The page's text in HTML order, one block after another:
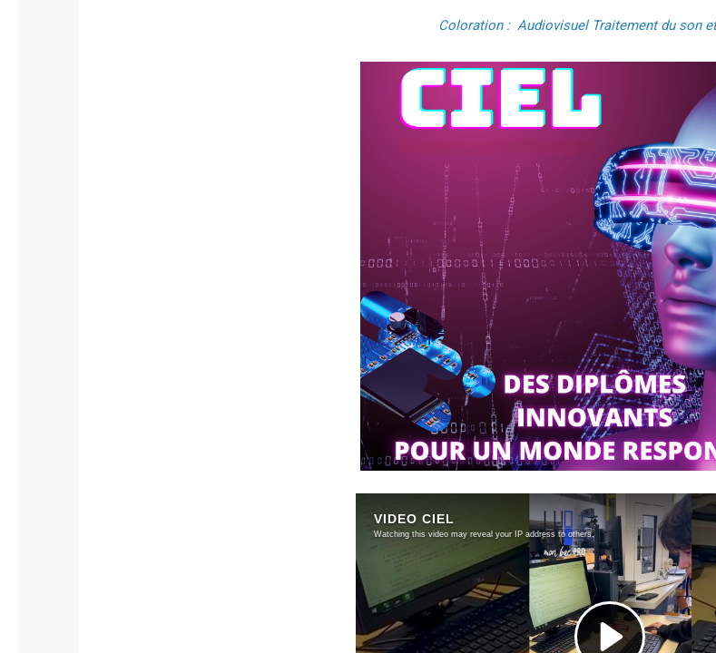
Coloration : Audiovisuel Traitement du son